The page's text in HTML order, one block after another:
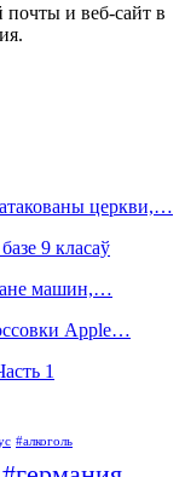
почты и веб-сайт в
церкви,…
9 класаў
машин,…
Apple…
1
#алкоголь